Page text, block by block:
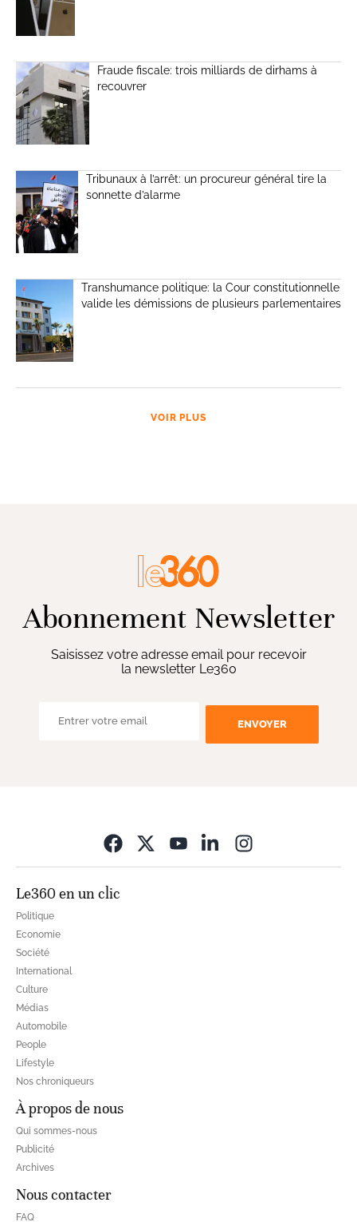
Fraude fiscale: trois milliards de dirhams à
recouvrer
Tribunaux à l’arrêt: un procureur général tire la
sonnette d’alarme
Transhumance politique: la Cour constitutionnelle
valide les démissions de plusieurs parlementaires
VOIR PLUS
Abonnement Newsletter
Saisissez votre adresse email pour recevoir
la newsletter Le360
ENVOYER
Le360 en un clic
Politique
Economie
Société
International
Culture
Médias
Automobile
People
Lifestyle
Nos chroniqueurs
À propos de nous
Qui sommes-nous
Publicité
Archives
Nous contacter
FAQ